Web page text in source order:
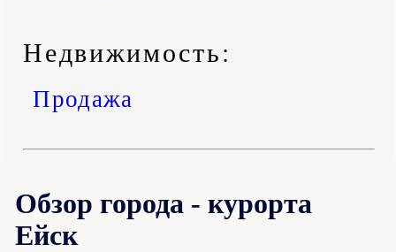
Недвижимость:
Продажа
Обзор города - курорта
Ейск